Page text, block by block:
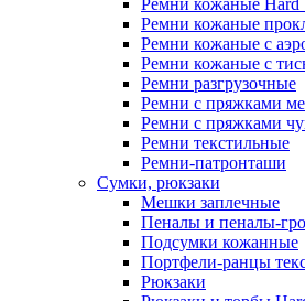
Ремни кожаные Hard
Ремни кожаные
Ремни кожаные с
Ремни кожаные с
Ремни разгрузочные
Ремни с пряжками
Ремни с пряжками
Ремни текстильные
Ремни-патронташи
Сумки, рюкзаки
Мешки заплечные
Пеналы и пеналы-
Подсумки кожанные
Портфели-ранцы
Рюкзаки